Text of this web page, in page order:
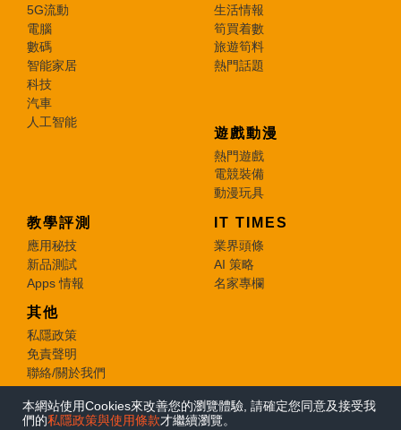
5G流動
電腦
數碼
智能家居
科技
汽車
人工智能
生活情報
筍買着數
旅遊筍料
熱門話題
遊戲動漫
熱門遊戲
電競裝備
動漫玩具
教學評測
應用秘技
新品測試
Apps 情報
IT TIMES
業界頭條
AI 策略
名家專欄
其他
私隱政策
免責聲明
聯絡/關於我們
© 2026 e-zone. All Rights Reserved.
本網站使用Cookies來改善您的瀏覽體驗, 請確定您同意及接受我
們的私隱政策與使用條款才繼續瀏覽。